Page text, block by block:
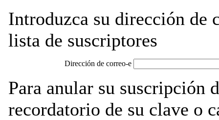
Introduzca su dirección de
lista de suscriptores
Dirección de correo-e
Para anular su suscripción
recordatorio de su clave o